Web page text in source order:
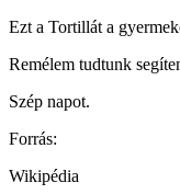
Ezt a Tortillát a
Remélem tudtunk
Szép napot.
Forrás:
Wikipédia